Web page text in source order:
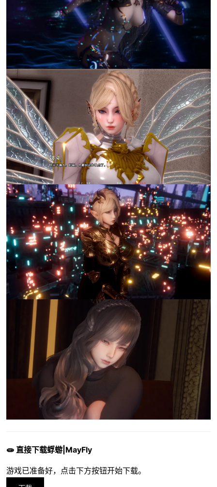
🧫 直接下载蜉蝣|MayFly
游戏已准备好，点击下方按钮开始下载。